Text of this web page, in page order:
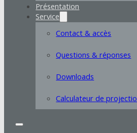
Présentation
Service
Contact & accès
Questions & réponses
Downloads
Calculateur de